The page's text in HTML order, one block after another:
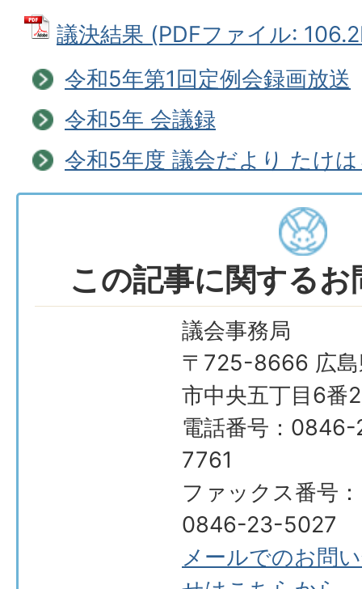
議決結果 (PDFファイル:
令和5年第1回定例会録画放送
令和5年 会議録
令和5年度 議会だより たけ
この記事に関する
議会事務局
〒725-8666 広島
市中央五丁目6番
電話番号：
7761
ファックス番号：
0846-23-5027
メールでのお問